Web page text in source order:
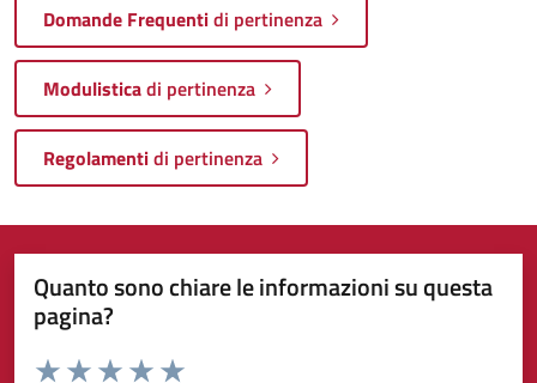
Domande Frequentidi pertinenza
Modulisticadi pertinenza
Regolamentidi pertinenza
Quanto sono chiare le informazioni su questa
pagina?
Valuta da 1 a 5 stelle la pagina